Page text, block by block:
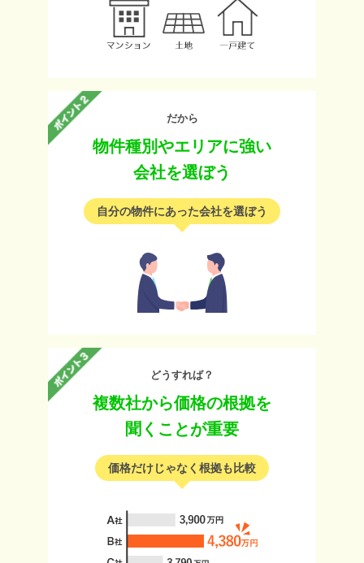
だから
物件種別やエリアに強い
会社を選ぼう
自分の物件にあった会社を選ぼう
どうすれば？
複数社から価格の根拠を
聞くことが重要
価格だけじゃなく根拠も比較